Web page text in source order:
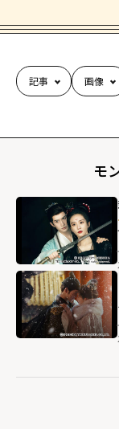
記事 画像
モ